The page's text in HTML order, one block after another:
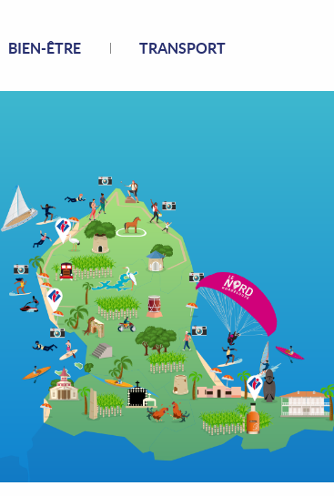
BIEN-ÊTRE TRANSPORT